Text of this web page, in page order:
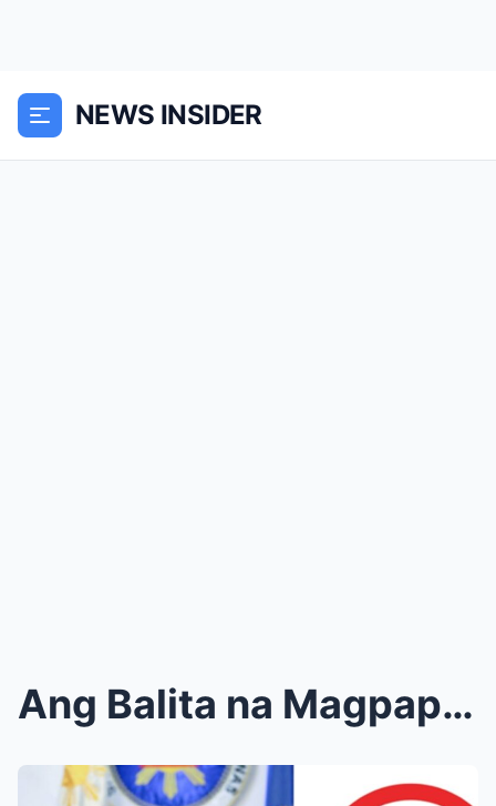
NEWS INSIDER
Ang Balita na Magpapabago ng Lahat: ABS-CBN Malapi...